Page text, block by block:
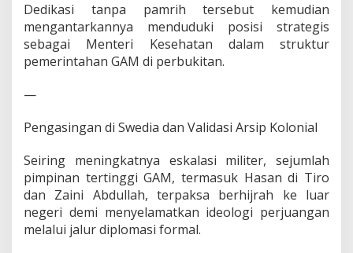
Dedikasi tanpa pamrih tersebut kemudian
mengantarkannya menduduki posisi strategis
sebagai Menteri Kesehatan dalam struktur
pemerintahan GAM di perbukitan.
—
Pengasingan di Swedia dan Validasi Arsip Kolonial
Seiring meningkatnya eskalasi militer, sejumlah
pimpinan tertinggi GAM, termasuk Hasan di Tiro
dan Zaini Abdullah, terpaksa berhijrah ke luar
negeri demi menyelamatkan ideologi perjuangan
melalui jalur diplomasi formal.